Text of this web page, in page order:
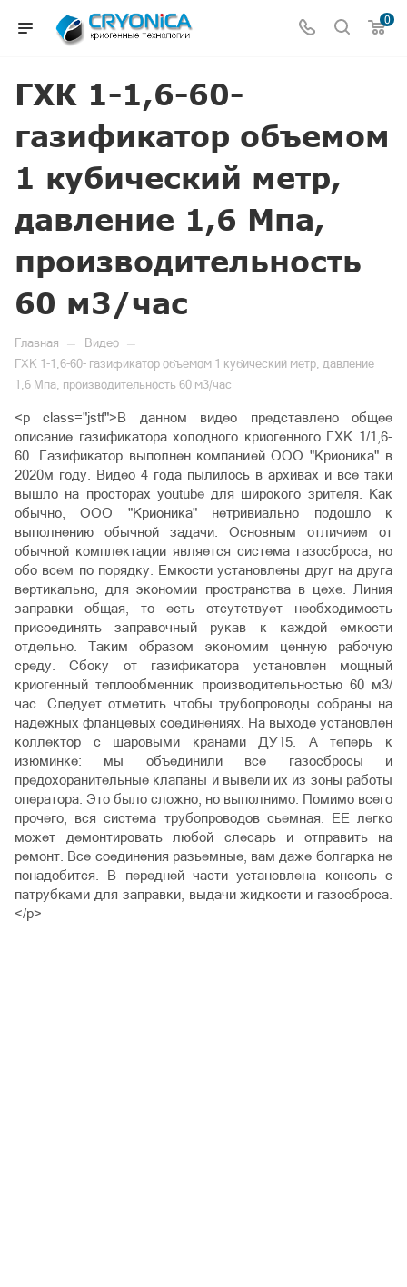
0
ГХК 1-1,6-60-
газификатор объемом
1 кубический метр,
давление 1,6 Мпа,
производительность
60 м3/час
Главная — Видео —
ГХК 1-1,6-60- газификатор объемом 1 кубический метр, давление
1,6 Мпа, производительность 60 м3/час
<p class="jstf">В данном видео представлено общее
описание газификатора холодного криогенного ГХК 1/1,6-
60. Газификатор выполнен компанией ООО "Крионика" в
2020м году. Видео 4 года пылилось в архивах и все таки
вышло на просторах youtube для широкого зрителя. Как
обычно, ООО "Крионика" нетривиально подошло к
выполнению обычной задачи. Основным отличием от
обычной комплектации является система газосброса, но
обо всем по порядку. Емкости установлены друг на друга
вертикально, для экономии пространства в цехе. Линия
заправки общая, то есть отсутствует необходимость
присоединять заправочный рукав к каждой емкости
отдельно. Таким образом экономим ценную рабочую
среду. Сбоку от газификатора установлен мощный
криогенный теплообменник производительностью 60 м3/
час. Следует отметить чтобы трубопроводы собраны на
надежных фланцевых соединениях. На выходе установлен
коллектор с шаровыми кранами ДУ15. А теперь к
изюминке: мы объединили все газосбросы и
предохоранительные клапаны и вывели их из зоны работы
оператора. Это было сложно, но выполнимо. Помимо всего
прочего, вся система трубопроводов сьемная. ЕЕ легко
может демонтировать любой слесарь и отправить на
ремонт. Все соединения разьемные, вам даже болгарка не
понадобится. В передней части установлена консоль с
патрубками для заправки, выдачи жидкости и газосброса.
</p>